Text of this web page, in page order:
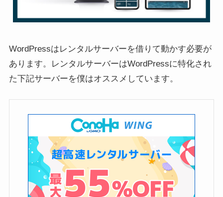
WordPressはレンタルサーバーを借りて動かす必要が
あります。レンタルサーバーはWordPressに特化され
た下記サーバーを僕はオススメしています。